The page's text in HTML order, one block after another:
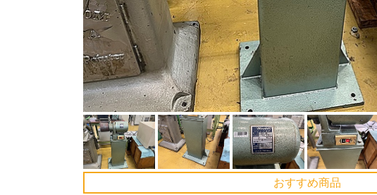
おすすめ商品